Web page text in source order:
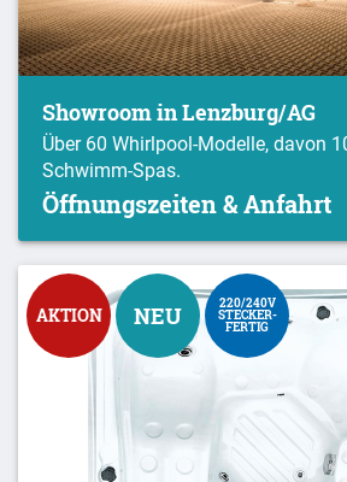
Showroom in Lenzburg/AG
Über 60 Whirlpool-Modelle, davon
Schwimm-Spas.
Öffnungszeiten & Anfahrt
AKTION NEU 220/240V
STECKER-
FERTIG